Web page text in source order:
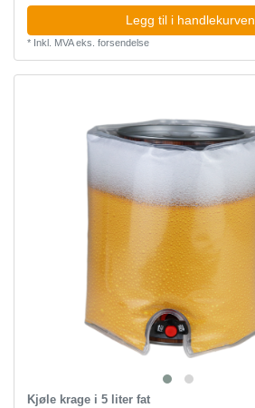
Legg til i handlekurven
* Inkl. MVAeks. forsendelse
Kjøle krage i 5 liter fat